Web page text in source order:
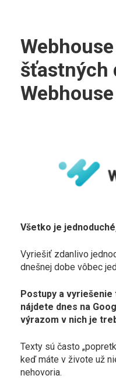
šťastných
Všetko je
Vyriešiť zdanlivo
dnešnej dobe vôbec
Postupy a
nájdete dnes na
výrazom v nich je
Texty sú často
keď máte v živote už
nehovoria.